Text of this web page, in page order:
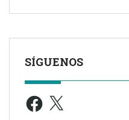
SÍGUENOS
Facebook
X